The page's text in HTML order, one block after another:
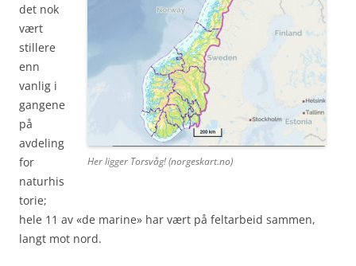
Her ligger Torsvåg! (norgeskart.no)
det nok
vært
stillere
enn
vanlig i
gangene
på
avdeling
for
naturhis
torie;
hele 11 av «de marine» har vært på feltarbeid sammen,
langt mot nord.